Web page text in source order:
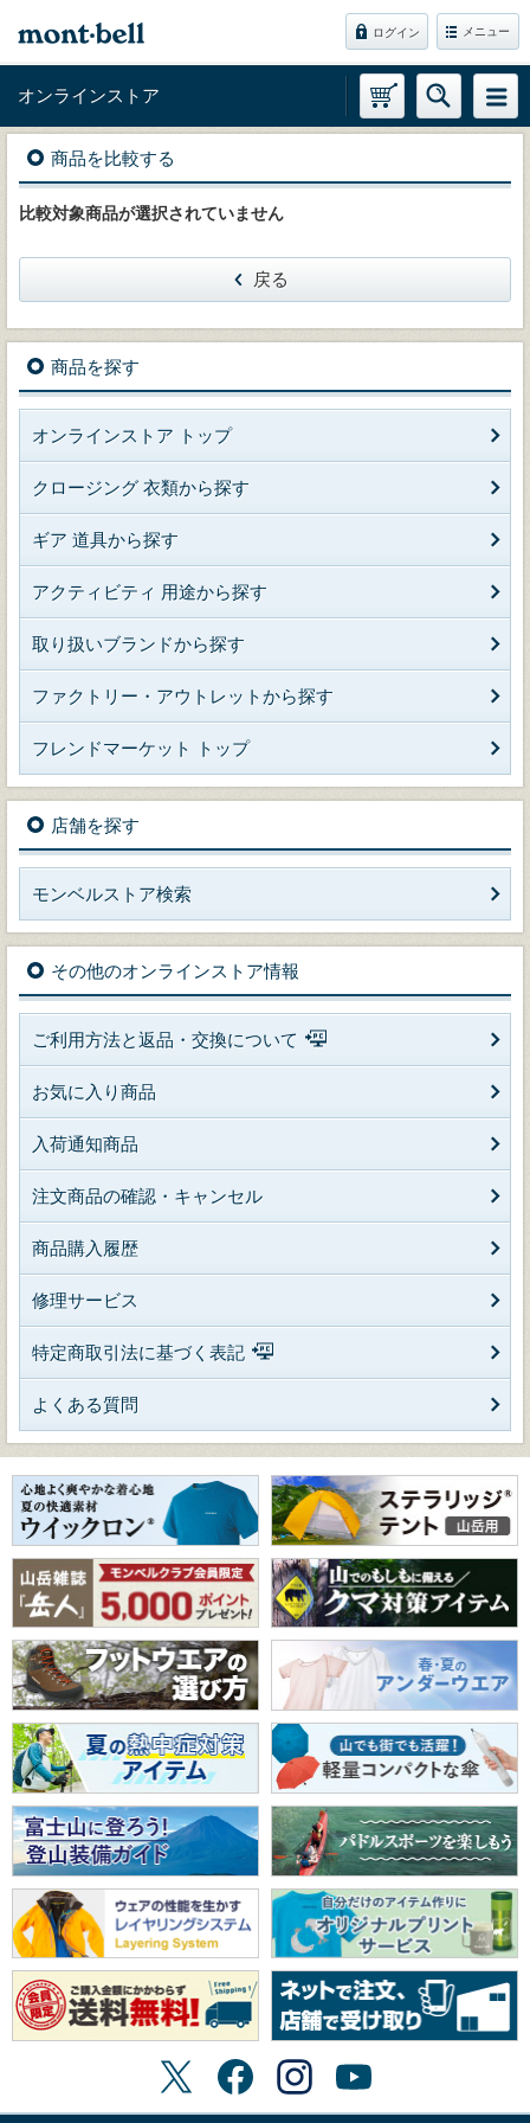
ログイン メニュー
オンラインストア
商品を比較する
比較対象商品が選択されていません
戻る
商品を探す
オンラインストア トップ
クロージング 衣類から探す
ギア 道具から探す
アクティビティ 用途から探す
取り扱いブランドから探す
ファクトリー・アウトレットから探す
フレンドマーケット トップ
店舗を探す
モンベルストア検索
その他のオンラインストア情報
ご利用方法と返品・交換について
お気に入り商品
入荷通知商品
注文商品の確認・キャンセル
商品購入履歴
修理サービス
特定商取引法に基づく表記
よくある質問